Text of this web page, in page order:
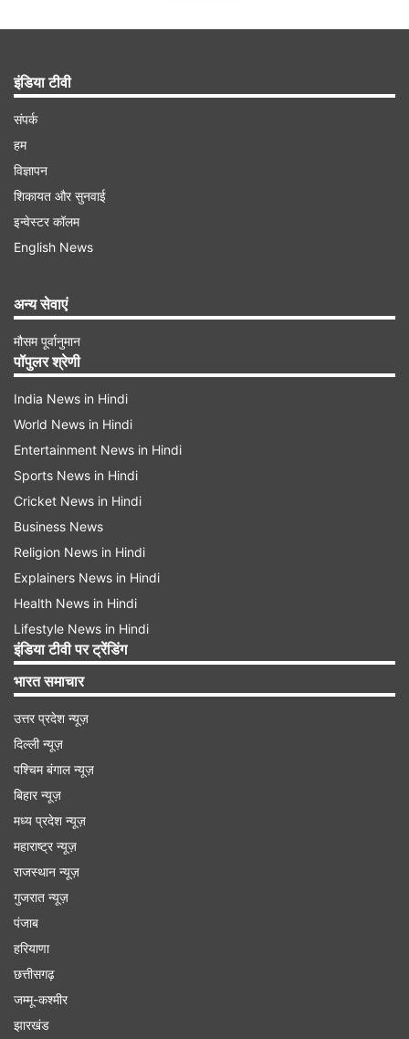
शीघ्र समाधान मिल जाता है और पुण्य फलों की प्राप्ति होती
अगर आप अपने जीवन में खूब उन्नति करना चाहते हैं, तो
अपरा एकादशी के दिन एक जटा वाला नारियल लेकर, उस
पर लाल मौली या कलावा बांधकर श्री हरि का ध्यान करते
हुए उसे बहते जल में प्रवाहित कर दें।
अगर आप अपनी धनसंपत्ति में बढ़ोतरी करना चाहते हैं, तो
अपरा एकादशी के दिन एक सफेद धागे में पीले फूल पिरोकर
उसकी माला बनाएं और भगवान विष्णु को अर्पित करें, साथ
ही भगवान के सामने हाथ जोड़कर प्रणाम करें।
Advertisement
तो अपरा एकादशी के दिन श्री विष्णु मंदिर में जाकर शहद
की शीशी दान करें और भगवान के आगे घी का दीपक
इंडिया टीवी
संपर्क
हम
विज्ञापन
शिकायत और सुनवाई
इन्वेस्टर कॉलम
English News
अन्य सेवाएं
मौसम पूर्वानुमान
पॉपुलर श्रेणी
India News in Hindi
World News in Hindi
Entertainment News in Hindi
Sports News in Hindi
Cricket News in Hindi
Business News
Religion News in Hindi
Explainers News in Hindi
Health News in Hindi
Lifestyle News in Hindi
इंडिया टीवी पर ट्रेंडिंग
भारत समाचार
उत्तर प्रदेश न्यूज़
दिल्ली न्यूज़
पश्चिम बंगाल न्यूज़
बिहार न्यूज़
मध्य प्रदेश न्यूज़
महाराष्ट्र न्यूज़
राजस्थान न्यूज़
गुजरात न्यूज़
पंजाब
हरियाणा
छत्तीसगढ़
जम्मू-कश्मीर
झारखंड